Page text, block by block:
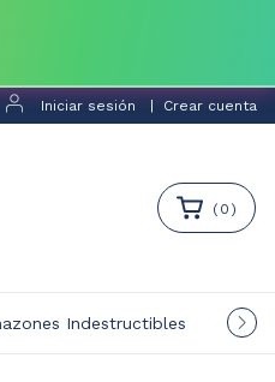
Iniciar sesión Crear cuenta
( 0 )
Indestructibles